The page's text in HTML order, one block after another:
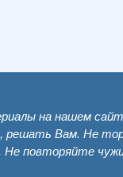
на нашем
решать Вам. Не
повторяйте